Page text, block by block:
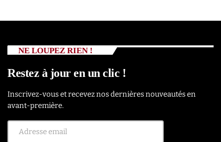
NE LOUPEZ RIEN !
Restez à jour en un clic !
Inscrivez-vous et recevez nos dernières nouveautés en
avant-première.